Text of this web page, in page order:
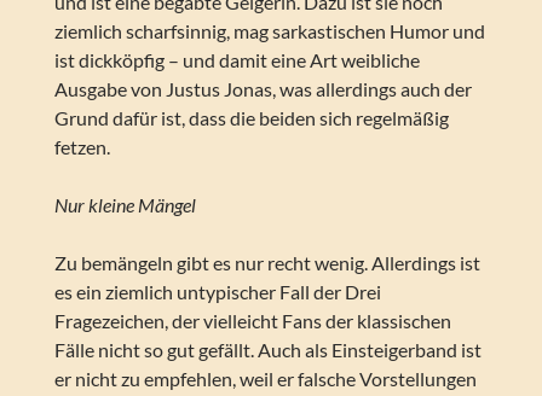
ziemlich scharfsinnig, mag sarkastischen Humor und
ist dickköpfig – und damit eine Art weibliche
Ausgabe von Justus Jonas, was allerdings auch der
Grund dafür ist, dass die beiden sich regelmäßig
fetzen.
Nur kleine Mängel
Zu bemängeln gibt es nur recht wenig. Allerdings ist
es ein ziemlich untypischer Fall der Drei
Fragezeichen, der vielleicht Fans der klassischen
Fälle nicht so gut gefällt. Auch als Einsteigerband ist
er nicht zu empfehlen, weil er falsche Vorstellungen